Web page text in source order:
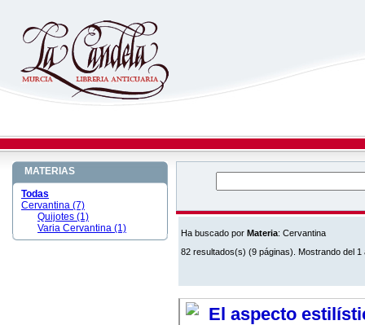
MATERIAS
Todas
Cervantina (7)
Quijotes (1)
Varia Cervantina (1)
Ha buscado por Materia: Cervantina
82 resultados(s) (9 páginas). Mostrando del 1
El aspecto